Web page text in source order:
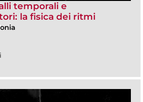
temporali e
la fisica dei ritmi